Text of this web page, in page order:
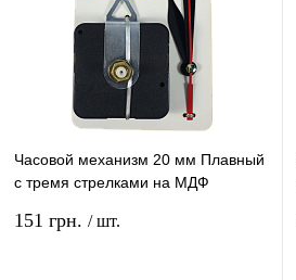
Часовой механизм 20 мм Плавный
с тремя стрелками на МДФ
151 грн. / шт.